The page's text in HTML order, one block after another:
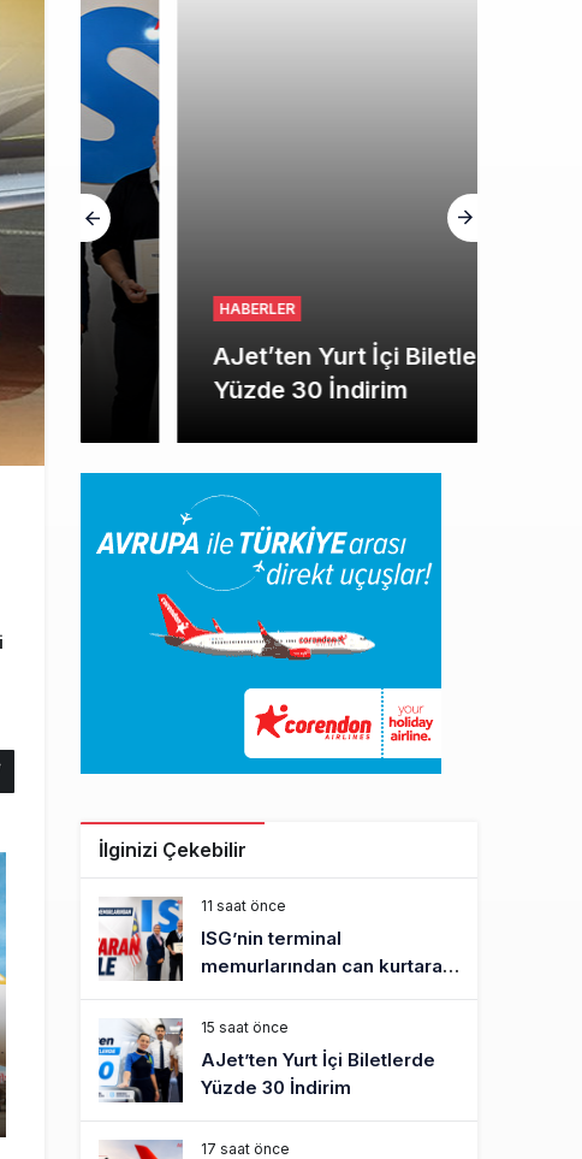
SHGM yönetiminin hiç mi kusuru yok?
HABERLER
AJet’ten Yurt İçi Biletlerde
Yüzde 30 İndirim
İlginizi Çekebilir
11 saat önce
ISG’nin terminal
memurlarından can kurtaran
hamle
15 saat önce
AJet’ten Yurt İçi Biletlerde
Yüzde 30 İndirim
17 saat önce